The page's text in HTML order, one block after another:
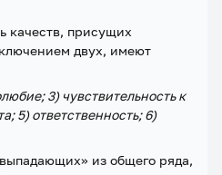
качеств, присущих
двух, имеют
3) чувствительность к
5) ответственность; 6)
из общего ряда,